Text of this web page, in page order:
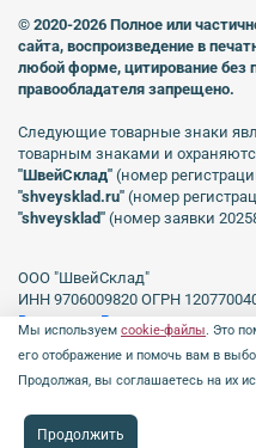
© 2020-2026 Полное или
сайта, воспроизведение в
любой форме, цитирование без
правообладателя запрещено.
Следующие товарные знаки
товарным знаками и
"ШвейСклад" (номер
"shveуsklad.ru" (номер
"shveysklad" (номер заявки
ООО "ШвейСклад"
ИНН 9706009820 ОГРН
Включен в Реестр операторов,
персональных данных
№231 от 16.06.2023.
Мы используем cookie-файлы. Это
его отображение и помочь вам в
Продолжая, вы соглашаетесь на их
Продолжить